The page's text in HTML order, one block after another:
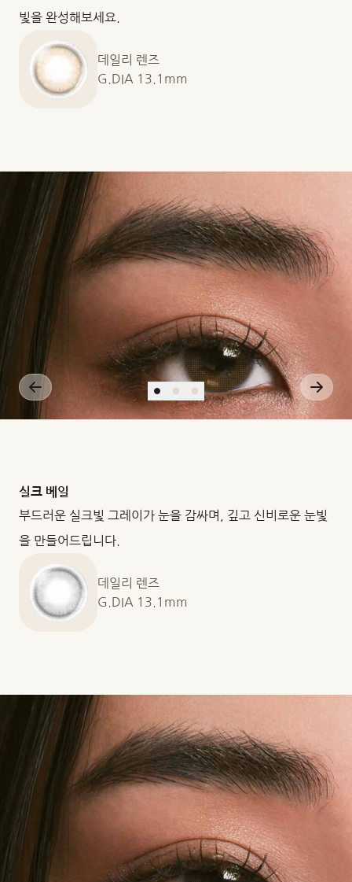
빛을 완성해보세요.
데일리 렌즈
G.DIA 13.1mm
실크 베일
부드러운 실크빛 그레이가 눈을 감싸며, 깊고 신비로운 눈빛
을 만들어드립니다.
데일리 렌즈
G.DIA 13.1mm